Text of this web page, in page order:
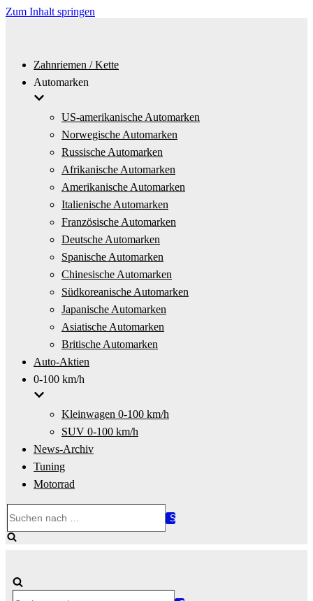
Zum Inhalt springen
Zahnriemen / Kette
Automarken
US-amerikanische Automarken
Norwegische Automarken
Russische Automarken
Afrikanische Automarken
Amerikanische Automarken
Italienische Automarken
Französische Automarken
Deutsche Automarken
Spanische Automarken
Chinesische Automarken
Südkoreanische Automarken
Japanische Automarken
Asiatische Automarken
Britische Automarken
Auto-Aktien
0-100 km/h
Kleinwagen 0-100 km/h
SUV 0-100 km/h
News-Archiv
Tuning
Motorrad
nach …